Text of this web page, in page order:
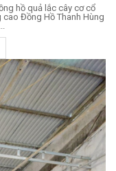
hồ quả lắc cây cơ cổ
cao Đồng Hồ Thanh Hùng